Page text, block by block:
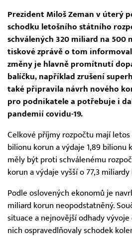
Prezident Miloš Zeman v úterý
schodku letošního státního
schválených 320 miliard na 500
tiskové zprávě o tom
změny je hlavně promítnutí
balíčku, například zrušení
také připravila návrh nového
pro podnikatele a potřebuje i
pandemií covidu-19.
Celkové příjmy rozpočtu mají letos
bilionu korun a výdaje 1,89 bilionu
měly být proti schválenému
korun a výdaje vyšší o 77,3 miliardy
Podle oslovených ekonomů je
miliard korun neopodstatněný.
situace a nejnovější odhady
nich ospravedlňovaly schodek